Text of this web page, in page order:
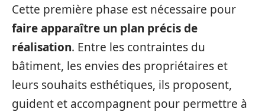
Cette première phase est nécessaire pour
faire apparaître un plan précis de
réalisation. Entre les contraintes du
bâtiment, les envies des propriétaires et
leurs souhaits esthétiques, ils proposent,
guident et accompagnent pour permettre à